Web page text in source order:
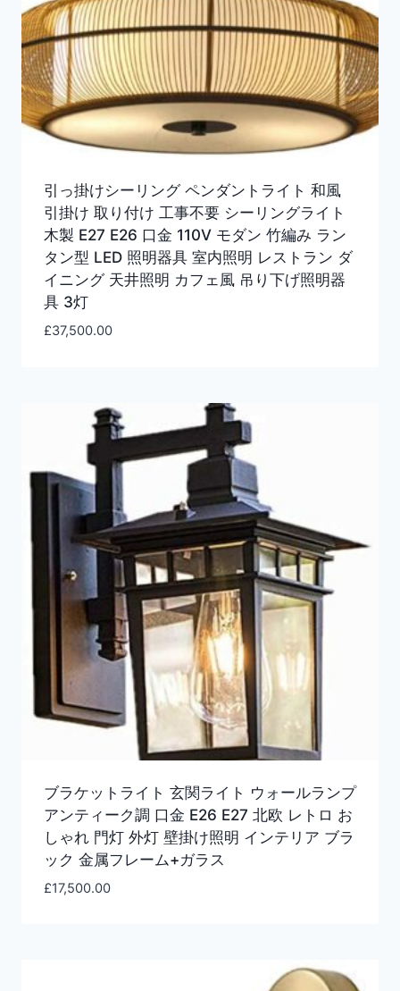
引っ掛けシーリング ペンダントライト 和風
引掛け 取り付け 工事不要 シーリングライト
木製 E27 E26 口金 110V モダン 竹編み ラン
タン型 LED 照明器具 室内照明 レストラン ダ
イニング 天井照明 カフェ風 吊り下げ照明器
具 3灯
£37,500.00
ブラケットライト 玄関ライト ウォールランプ
アンティーク調 口金 E26 E27 北欧 レトロ お
しゃれ 門灯 外灯 壁掛け照明 インテリア ブラ
ック 金属フレーム+ガラス
£17,500.00